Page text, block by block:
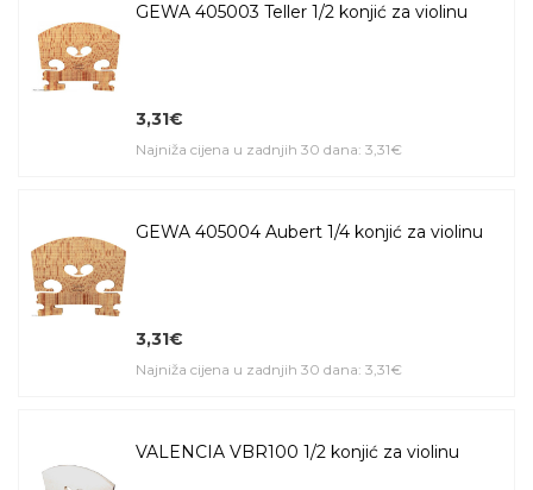
GEWA 405003 Teller 1/2 konjić za violinu
3,31€
Najniža cijena u zadnjih 30 dana: 3,31€
GEWA 405004 Aubert 1/4 konjić za violinu
3,31€
Najniža cijena u zadnjih 30 dana: 3,31€
VALENCIA VBR100 1/2 konjić za violinu